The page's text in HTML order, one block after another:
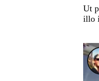
Ut
illo